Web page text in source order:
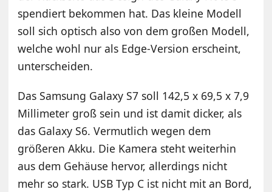
spendiert bekommen hat. Das kleine Modell
soll sich optisch also von dem großen Modell,
welche wohl nur als Edge-Version erscheint,
unterscheiden.
Das Samsung Galaxy S7 soll 142,5 x 69,5 x 7,9
Millimeter groß sein und ist damit dicker, als
das Galaxy S6. Vermutlich wegen dem
größeren Akku. Die Kamera steht weiterhin
aus dem Gehäuse hervor, allerdings nicht
mehr so stark. USB Typ C ist nicht mit an Bord,